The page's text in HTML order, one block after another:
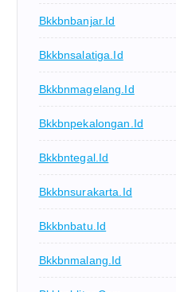
Bkkbnbanjar.id
Bkkbnsalatiga.id
Bkkbnmagelang.id
Bkkbnpekalongan.id
Bkkbntegal.id
Bkkbnsurakarta.id
Bkkbnbatu.id
Bkkbnmalang.id